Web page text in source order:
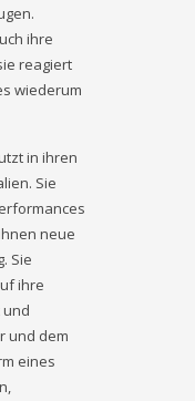
ihre
reagiert
wiederum
in ihren
Sie
neue
Sie
ihre
und dem
eines